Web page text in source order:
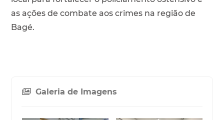
as ações de combate aos crimes na região de
Bagé.
Galeria de Imagens